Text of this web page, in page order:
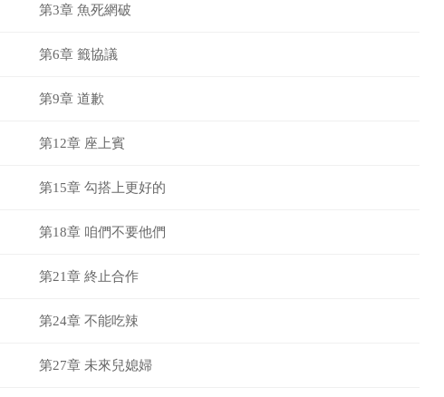
第3章 魚死網破
第6章 籤協議
第9章 道歉
第12章 座上賓
第15章 勾搭上更好的
第18章 咱們不要他們
第21章 終止合作
第24章 不能吃辣
第27章 未來兒媳婦